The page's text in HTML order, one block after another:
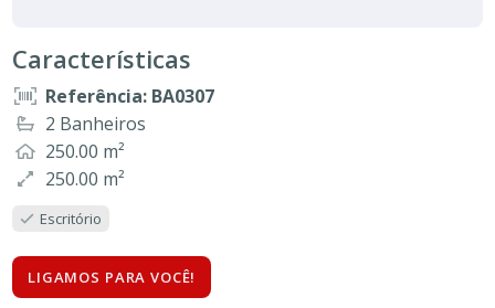
Características
Referência: BA0307
2 Banheiros
250.00 m²
250.00 m²
Escritório
LIGAMOS PARA VOCÊ!